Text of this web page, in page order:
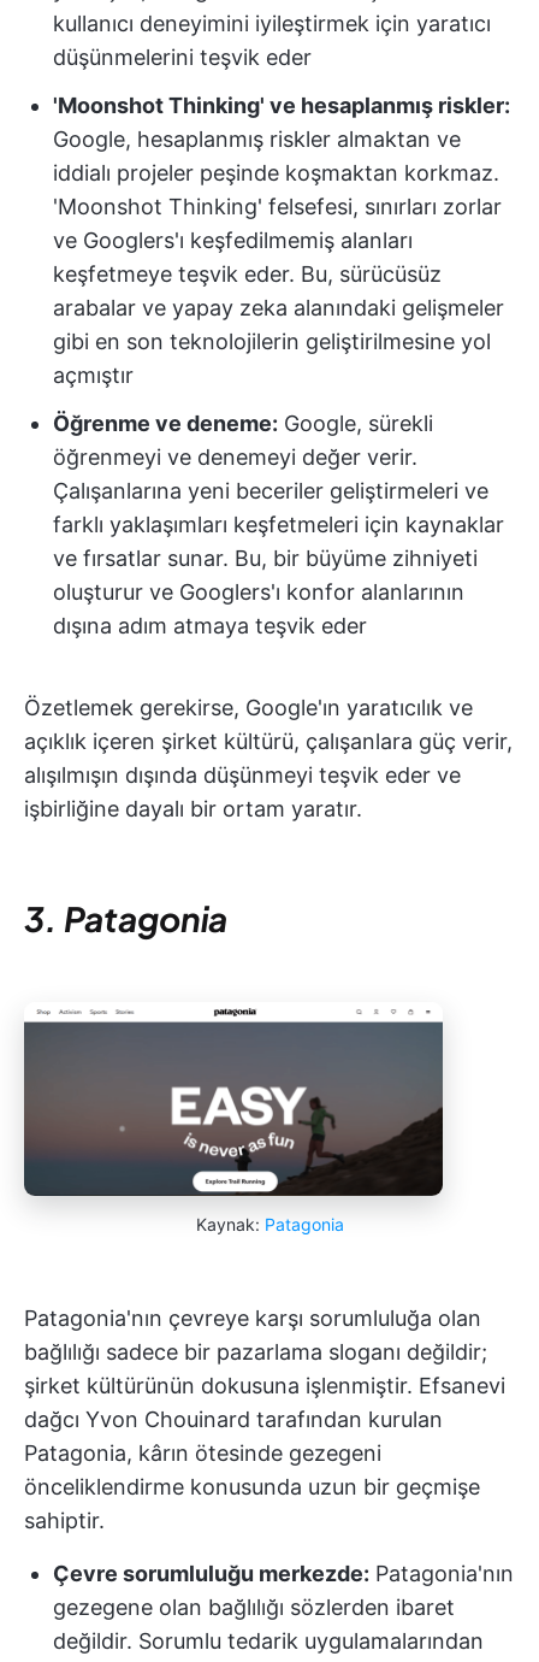
kullanıcı deneyimini iyileştirmek için yaratıcı
düşünmelerini teşvik eder
'Moonshot Thinking' ve hesaplanmış riskler:
Google, hesaplanmış riskler almaktan ve
iddialı projeler peşinde koşmaktan korkmaz.
'Moonshot Thinking' felsefesi, sınırları zorlar
ve Googlers'ı keşfedilmemiş alanları
keşfetmeye teşvik eder. Bu, sürücüsüz
arabalar ve yapay zeka alanındaki gelişmeler
gibi en son teknolojilerin geliştirilmesine yol
açmıştır
Öğrenme ve deneme: Google, sürekli
öğrenmeyi ve denemeyi değer verir.
Çalışanlarına yeni beceriler geliştirmeleri ve
farklı yaklaşımları keşfetmeleri için kaynaklar
ve fırsatlar sunar. Bu, bir büyüme zihniyeti
oluşturur ve Googlers'ı konfor alanlarının
dışına adım atmaya teşvik eder
Özetlemek gerekirse, Google'ın yaratıcılık ve
açıklık içeren şirket kültürü, çalışanlara güç verir,
alışılmışın dışında düşünmeyi teşvik eder ve
işbirliğine dayalı bir ortam yaratır.
3. Patagonia
Kaynak: Patagonia
Patagonia'nın çevreye karşı sorumluluğa olan
bağlılığı sadece bir pazarlama sloganı değildir;
şirket kültürünün dokusuna işlenmiştir. Efsanevi
dağcı Yvon Chouinard tarafından kurulan
Patagonia, kârın ötesinde gezegeni
önceliklendirme konusunda uzun bir geçmişe
sahiptir.
Çevre sorumluluğu merkezde: Patagonia'nın
gezegene olan bağlılığı sözlerden ibaret
değildir. Sorumlu tedarik uygulamalarından